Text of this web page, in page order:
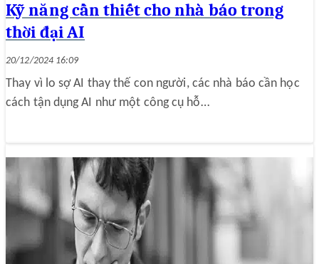
Kỹ năng cần thiết cho nhà báo trong
thời đại AI
20/12/2024 16:09
Thay vì lo sợ AI thay thế con người, các nhà báo cần học
cách tận dụng AI như một công cụ hỗ…